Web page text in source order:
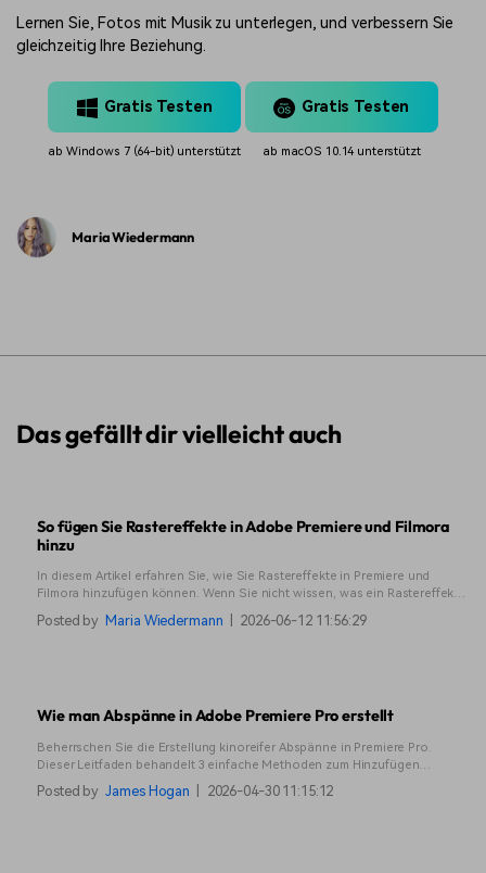
Lernen Sie, Fotos mit Musik zu unterlegen, und verbessern Sie
gleichzeitig Ihre Beziehung.
Gratis Testen
ab Windows 7 (64-bit) unterstützt
Gratis Testen
ab macOS 10.14 unterstützt
Maria Wiedermann
Das gefällt dir vielleicht auch
So fügen Sie Rastereffekte in Adobe Premiere und Filmora
hinzu
In diesem Artikel erfahren Sie, wie Sie Rastereffekte in Premiere und
Filmora hinzufügen können. Wenn Sie nicht wissen, was ein Rastereffekt
ist, schauen Sie es sich einfach an!
Posted by Maria Wiedermann 2026-06-12 11:56:29
Wie man Abspänne in Adobe Premiere Pro erstellt
Beherrschen Sie die Erstellung kinoreifer Abspänne in Premiere Pro.
Dieser Leitfaden behandelt 3 einfache Methoden zum Hinzufügen
beeindruckender Abspänne, einschließlich Essential Graphics,
Textwerkzeuge und wo Sie kostenlose Premiere Pro-Vorlagen finden
Posted by James Hogan 2026-04-30 11:15:12